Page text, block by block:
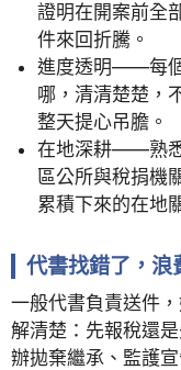
證明在開案前全
件來回折騰。
進度透明——每個
哪，清清楚楚，
整天提心吊膽。
在地深耕——熟悉
區公所與稅捐機
累積下來的在地
代書找錯了，浪
一般代書負責送件
解清楚：先報稅還
辦拋棄繼承、監護